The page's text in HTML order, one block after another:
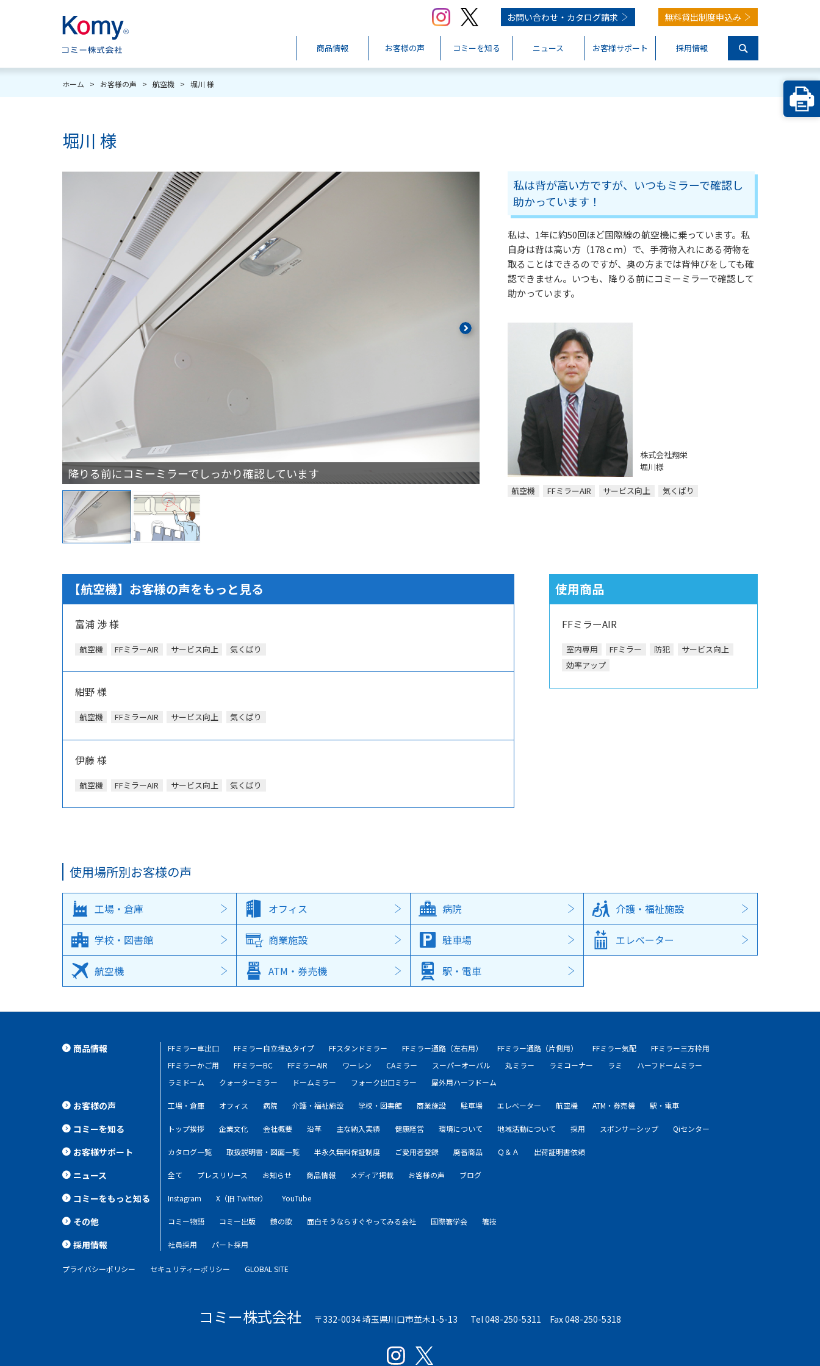
お問い合わせ・ カタログ請求 無料貸出制度申込み
商品情報 お客様の声 コミーを知る ニュース お客様サポート 採用情報
ホーム > お客様の声 > 航空機 > 堀川 様
堀川 様
降りる前にコミーミラーでしっかり確認しています FFミラーAIR
私は背が高い方ですが、いつもミラーで確認し
助かっています！
私は、1年に約50回ほど国際線の航空機に乗っています。私
自身は背は高い方（178ｃｍ）で、手荷物入れにある荷物を
取ることはできるのですが、奥の方までは背伸びをしても確
認できません。いつも、降りる前にコミーミラーで確認して
助かっています。
株式会社翔栄
堀川様
航空機 FFミラーAIR サービス向上 気くばり
【航空機】お客様の声をもっと見る
富浦 渉 様
航空機 FFミラーAIR サービス向上 気くばり
紺野 様
航空機 FFミラーAIR サービス向上 気くばり
伊藤 様
航空機 FFミラーAIR サービス向上 気くばり
使用商品
FFミラーAIR
室内専用 FFミラー 防犯
サービス向上
効率アップ
使用場所別お客様の声
工場・倉庫 オフィス 病院 介護・福祉施設
学校・図書館 商業施設 駐車場 エレベーター
航空機 ATM・券売機 駅・電車
商品情報 FFミラー車出口 FFミラー自立埋込タイプ FFスタンドミラー FFミラー通路（左右用） FFミラー通路（片側用） FFミラー気配
FFミラー三方枠用
FFミラーかご用
FFミラーBC FFミラーAIR ワーレン CAミラー スーパーオーバル 丸ミラー ラミコーナー ラミ
ハーフドームミラー
ラミドーム
クォーターミラー ドームミラー フォーク出口ミラー 屋外用ハーフドーム
お客様の声 工場・倉庫 オフィス 病院 介護・福祉施設 学校・図書館 商業施設 駐車場 エレベーター 航空機 ATM・券売機 駅・電車
コミーを知る トップ挨拶 企業文化 会社概要 沿革 主な納入実績 健康経営 環境について 地域活動について 採用 スポンサーシップ Qiセンター
お客様サポート カタログ一覧 取扱説明書・図面一覧 半永久無料保証制度 ご愛用者登録 廃番商品 Ｑ＆Ａ 出荷証明書依頼
ニュース 全て プレスリリース お知らせ 商品情報 メディア掲載 お客様の声 ブログ
コミーをもっと知る Instagram X（旧 Twitter） YouTube
その他 コミー物語 コミー出版 鏡の歌 面白そうならすぐやってみる会社 国際箸学会 箸技
採用情報 社員採用 パート採用
プライバシーポリシー セキュリティーポリシー GLOBAL SITE
コミー株式会社 〒332-0034 埼玉県川口市並木1-5-13 Tel 048-250-5311 Fax 048-250-5318